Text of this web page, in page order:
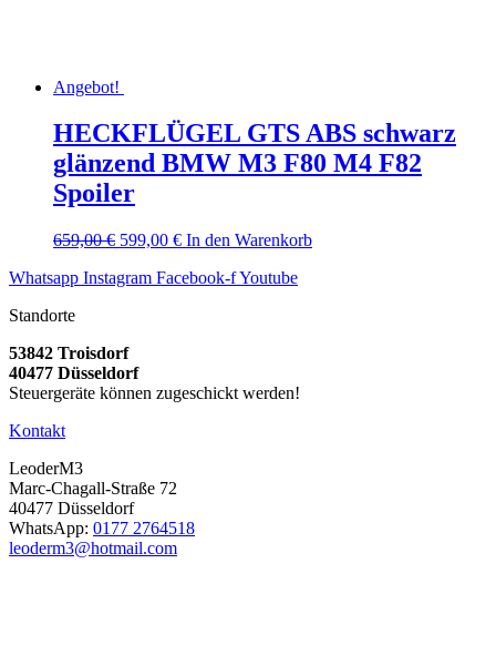
Angebot!
HECKFLÜGEL GTS ABS schwarz
glänzend BMW M3 F80 M4 F82
Spoiler
659,00€ Ursprünglicher
war:
599,00 €Aktueller
ist:
In den Warenkorb
Whatsapp Instagram Facebook-fYoutube
Standorte
53842 Troisdorf
40477 Düsseldorf
Steuergeräte können zugeschickt werden!
Kontakt
LeoderM3
Marc-Chagall-Straße 72
40477 Düsseldorf
WhatsApp: 0177 2764518
leoderm3@hotmail.com